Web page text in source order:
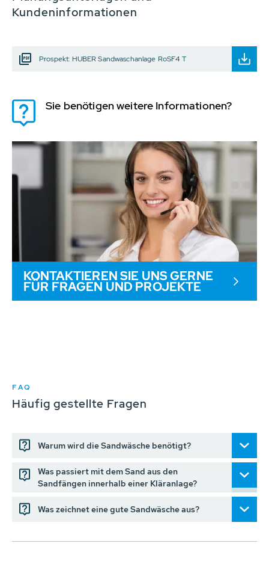
Kundeninformationen
Prospekt: HUBER Sandwaschanlage RoSF4 T
Sie benötigen weitere Informationen?
KONTAKTIEREN SIE UNS GERNE
FÜR FRAGEN UND PROJEKTE
FAQ
Häufig gestellte Fragen
Warum wird die Sandwäsche benötigt?
Was passiert mit dem Sand aus den
Sandfängen innerhalb einer Kläranlage?
Was zeichnet eine gute Sandwäsche aus?